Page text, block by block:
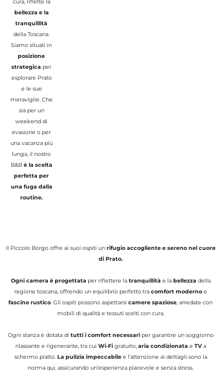
cura, riflette la
bellezza e la
tranquillità
della Toscana.
Siamo situati in
posizione
strategica per
esplorare Prato
e le sue
meraviglie. Che
sia per un
weekend di
evasione o per
una vacanza più
lunga, il nostro
B&B è la scelta
perfetta per
una fuga dalla
routine.
Il Piccolo Borgo offre ai suoi ospiti unrifugio accogliente e sereno nel cuore
di Prato.
Ogni camera è progettata per riflettere la tranquillità e la bellezza della
regione toscana, offrendo un equilibrio perfetto tra comfort moderno e
fascino rustico. Gli ospiti possono aspettarsi camere spaziose, arredate con
mobili di qualità e tessuti scelti con cura.
Ogni stanza è dotata di tutti i comfort necessari per garantire un soggiorno
rilassante e rigenerante, tra cui Wi-Fi gratuito, aria condizionata e TVa
schermo piatto. La pulizia impeccabile e l’attenzione ai dettagli sono la
norma qui, assicurando un’esperienza piacevole e senza stress.